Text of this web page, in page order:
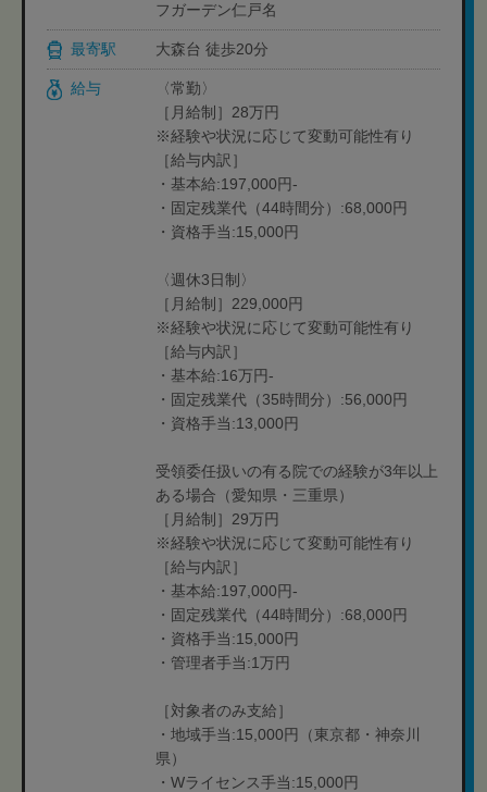
フガーデン仁戸名
最寄駅 大森台 徒歩20分
給与
〈常勤〉
［月給制］28万円
※経験や状況に応じて変動可能性有り
［給与内訳］
・基本給:197,000円-
・固定残業代（44時間分）:68,000円
・資格手当:15,000円
〈週休3日制〉
［月給制］229,000円
※経験や状況に応じて変動可能性有り
［給与内訳］
・基本給:16万円-
・固定残業代（35時間分）:56,000円
・資格手当:13,000円
受領委任扱いの有る院での経験が3年以上
ある場合（愛知県・三重県）
［月給制］29万円
※経験や状況に応じて変動可能性有り
［給与内訳］
・基本給:197,000円-
・固定残業代（44時間分）:68,000円
・資格手当:15,000円
・管理者手当:1万円
［対象者のみ支給］
・地域手当:15,000円（東京都・神奈川
県）
・Wライセンス手当:15,000円